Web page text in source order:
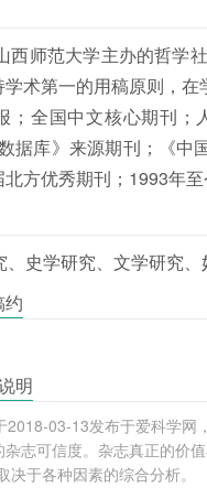
西师范大学主办的哲学
术第一的用稿原则，
；全国中文核心期刊
据库》来源期刊；《
方优秀期刊；1993年
史学研究、文学研究
约
明
2018-03-13发布于爱科学
志可信度。杂志真正的价
于各种因素的综合分析。